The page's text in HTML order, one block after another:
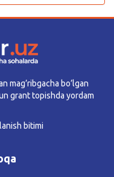
mag’ribgacha bo’lgan
grant topishda yordam
bitimi